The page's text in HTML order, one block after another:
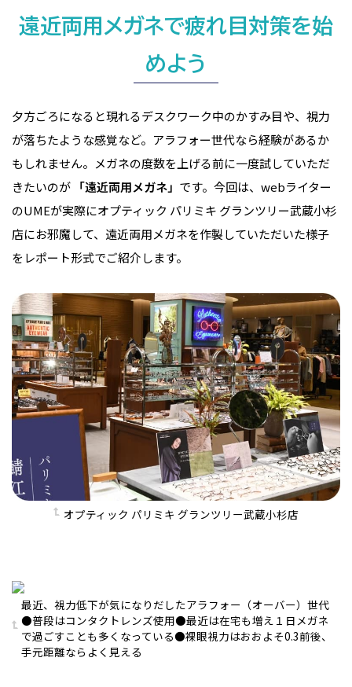
遠近両用メガネで疲れ目対策を始
めよう
夕方ごろになると現れるデスクワーク中のかすみ目や、視力
が落ちたような感覚など。アラフォー世代なら経験があるか
もしれません。メガネの度数を上げる前に一度試していただ
きたいのが 「遠近両用メガネ」 です。今回は、webライター
のUMEが実際にオプティック パリミキ グランツリー武蔵小杉
店にお邪魔して、遠近両用メガネを作製していただいた様子
をレポート形式でご紹介します。
オプティック パリミキ グランツリー武蔵小杉店
最近、視力低下が気になりだしたアラフォー（オーバー）世代
●普段はコンタクトレンズ使用●最近は在宅も増え１日メガネ
で過ごすことも多くなっている●裸眼視力はおおよそ0.3前後、
手元距離ならよく見える